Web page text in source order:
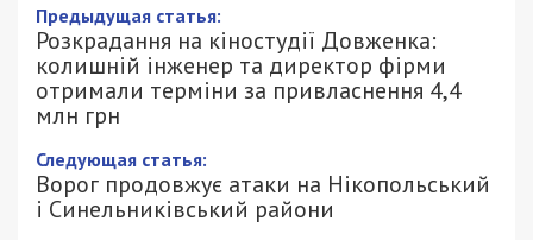
Розкрадання на кіностудії Довженка:
колишній інженер та директор фірми
отримали терміни за привласнення 4,4
млн грн
14/08/2025 - 15:55
ПЕТРО ЩУКІН - СПЕЦИАЛЬНО ДЛЯ
49000.COM.UA
715